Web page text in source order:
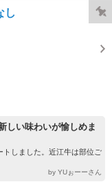
し
しい味わいが愉しめま
トしました。近江牛は部位ご
by YUぉーーさん